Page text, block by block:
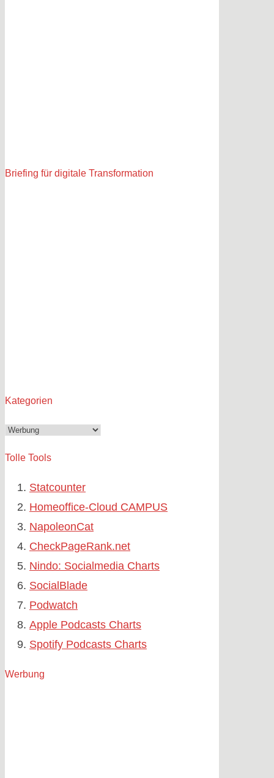
Briefing für digitale Transformation
Kategorien
Kategorien
Tolle Tools
Statcounter
Homeoffice-Cloud CAMPUS
NapoleonCat
CheckPageRank.net
Nindo: Socialmedia Charts
SocialBlade
Podwatch
Apple Podcasts Charts
Spotify Podcasts Charts
Werbung